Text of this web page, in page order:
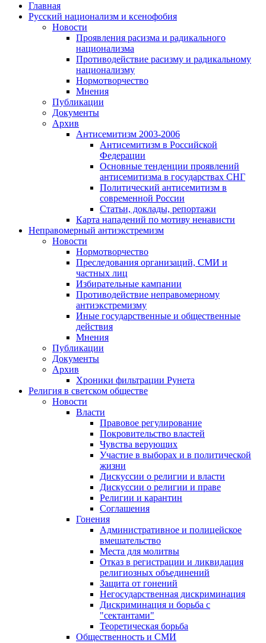
Главная
Русский национализм и ксенофобия
Новости
Проявления расизма и радикального
национализма
Противодействие расизму и радикальному
национализму
Нормотворчество
Мнения
Публикации
Документы
Архив
Антисемитизм 2003-2006
Антисемитизм в Российской
Федерации
Основные тенденции проявлений
антисемитизма в государствах СНГ
Политический антисемитизм в
современной России
Статьи, доклады, репортажи
Карта нападений по мотиву ненависти
Неправомерный антиэкстремизм
Новости
Нормотворчество
Преследования организаций, СМИ и
частных лиц
Избирательные кампании
Противодействие неправомерному
антиэкстремизму
Иные государственные и общественные
действия
Мнения
Публикации
Документы
Архив
Хроники фильтрации Рунета
Религия в светском обществе
Новости
Власти
Правовое регулирование
Покровительство властей
Чувства верующих
Участие в выборах и в политической
жизни
Дискуссии о религии и власти
Дискуссии о религии и праве
Религии и карантин
Соглашения
Гонения
Административное и полицейское
вмешательство
Места для молитвы
Отказ в регистрации и ликвидация
религиозных объединений
Защита от гонений
Негосударственная дискриминация
Дискриминация и борьба с
"сектантами"
Теоретическая борьба
Общественность и СМИ